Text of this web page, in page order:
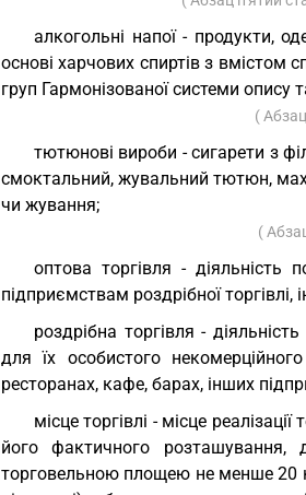
алкогольні напої - продукти,
основі харчових спиртів з вмістом
груп Гармонізованої системи опису
(
тютюнові вироби - сигарети з
смоктальний, жувальний тютюн,
чи жування;
(
оптова торгівля - діяльність
підприємствам роздрібної
роздрібна торгівля -
для їх особистого
ресторанах, кафе, барах, інших
місце торгівлі - місце
його фактичного
торговельною площею не менше 20